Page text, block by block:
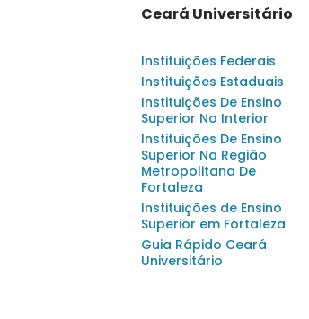
Ceará Universitário
Instituições Federais
Instituições Estaduais
Instituições De Ensino
Superior No Interior
Instituições De Ensino
Superior Na Região
Metropolitana De
Fortaleza
Instituições de Ensino
Superior em Fortaleza
Guia Rápido Ceará
Universitário